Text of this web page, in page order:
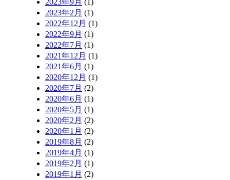
2023年9月 (1)
2023年2月 (1)
2022年12月 (1)
2022年9月 (1)
2022年7月 (1)
2021年12月 (1)
2021年6月 (1)
2020年12月 (1)
2020年7月 (2)
2020年6月 (1)
2020年5月 (1)
2020年2月 (2)
2020年1月 (2)
2019年8月 (2)
2019年4月 (1)
2019年2月 (1)
2019年1月 (2)